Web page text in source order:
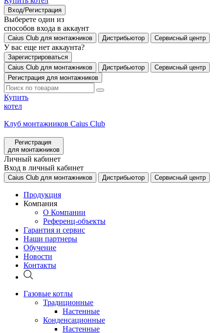
Вход/Регистрация
Выберете один из
способов входа в аккаунт
Caius Club для монтажников Дистрибьютор Сервисный центр
У вас еще нет аккаунта?
Зарегистрироваться
Caius Club для монтажников
Дистрибьютор
Сервисный центр
Регистрация для монтажников
Купить
котел
Клуб монтажников Caius Club
Регистрация
для монтажников
Личный кабинет
Вход в личный кабинет
Caius Club для монтажников Дистрибьютор Сервисный центр
Продукция
Компания
О Компании
Референц-объекты
Гарантия и сервис
Наши партнеры
Обучение
Новости
Контакты
Газовые котлы
Традиционные
Настенные
Конденсационные
Настенные